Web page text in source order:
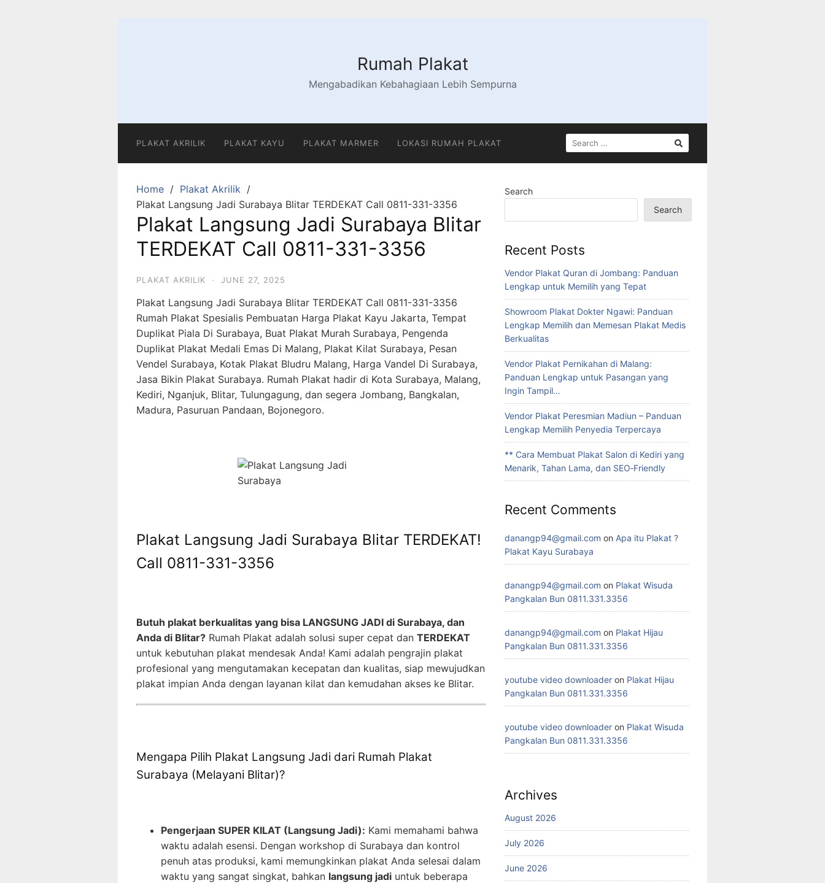
Rumah Plakat
Mengabadikan Kebahagiaan Lebih Sempurna
PLAKAT AKRILIK PLAKAT KAYU PLAKAT MARMER LOKASI RUMAH PLAKAT
SEARCH
FOR:
Home
Plakat Akrilik
Plakat Langsung Jadi Surabaya Blitar TERDEKAT Call 0811-331-3356
Plakat Langsung Jadi Surabaya Blitar
TERDEKAT Call 0811-331-3356
PLAKAT AKRILIK · JUNE 27, 2025
Plakat Langsung Jadi Surabaya Blitar TERDEKAT Call 0811-331-3356
Rumah Plakat Spesialis Pembuatan Harga Plakat Kayu Jakarta, Tempat
Duplikat Piala Di Surabaya, Buat Plakat Murah Surabaya, Pengenda
Duplikat Plakat Medali Emas Di Malang, Plakat Kilat Surabaya, Pesan
Vendel Surabaya, Kotak Plakat Bludru Malang, Harga Vandel Di Surabaya,
Jasa Bikin Plakat Surabaya. Rumah Plakat hadir di Kota Surabaya, Malang,
Kediri, Nganjuk, Blitar, Tulungagung, dan segera Jombang, Bangkalan,
Madura, Pasuruan Pandaan, Bojonegoro.
Plakat Langsung Jadi Surabaya Blitar TERDEKAT!
Call 0811-331-3356
Butuh plakat berkualitas yang bisa LANGSUNG JADI di Surabaya, dan
Anda di Blitar? Rumah Plakat adalah solusi super cepat dan TERDEKAT
untuk kebutuhan plakat mendesak Anda! Kami adalah pengrajin plakat
profesional yang mengutamakan kecepatan dan kualitas, siap mewujudkan
plakat impian Anda dengan layanan kilat dan kemudahan akses ke Blitar.
Mengapa Pilih Plakat Langsung Jadi dari Rumah Plakat
Surabaya (Melayani Blitar)?
Pengerjaan SUPER KILAT (Langsung Jadi): Kami memahami bahwa
waktu adalah esensi. Dengan workshop di Surabaya dan kontrol
penuh atas produksi, kami memungkinkan plakat Anda selesai dalam
waktu yang sangat singkat, bahkan langsung jadi untuk beberapa
Search
Search
Recent Posts
Vendor Plakat Quran di Jombang: Panduan
Lengkap untuk Memilih yang Tepat
Showroom Plakat Dokter Ngawi: Panduan
Lengkap Memilih dan Memesan Plakat Medis
Berkualitas
Vendor Plakat Pernikahan di Malang:
Panduan Lengkap untuk Pasangan yang
Ingin Tampil…
Vendor Plakat Peresmian Madiun – Panduan
Lengkap Memilih Penyedia Terpercaya
** Cara Membuat Plakat Salon di Kediri yang
Menarik, Tahan Lama, dan SEO‑Friendly
Recent Comments
danangp94@gmail.com on Apa itu Plakat ?
Plakat Kayu Surabaya
danangp94@gmail.com on Plakat Wisuda
Pangkalan Bun 0811.331.3356
danangp94@gmail.com on Plakat Hijau
Pangkalan Bun 0811.331.3356
youtube video downloader on Plakat Hijau
Pangkalan Bun 0811.331.3356
youtube video downloader on Plakat Wisuda
Pangkalan Bun 0811.331.3356
Archives
August 2026
July 2026
June 2026